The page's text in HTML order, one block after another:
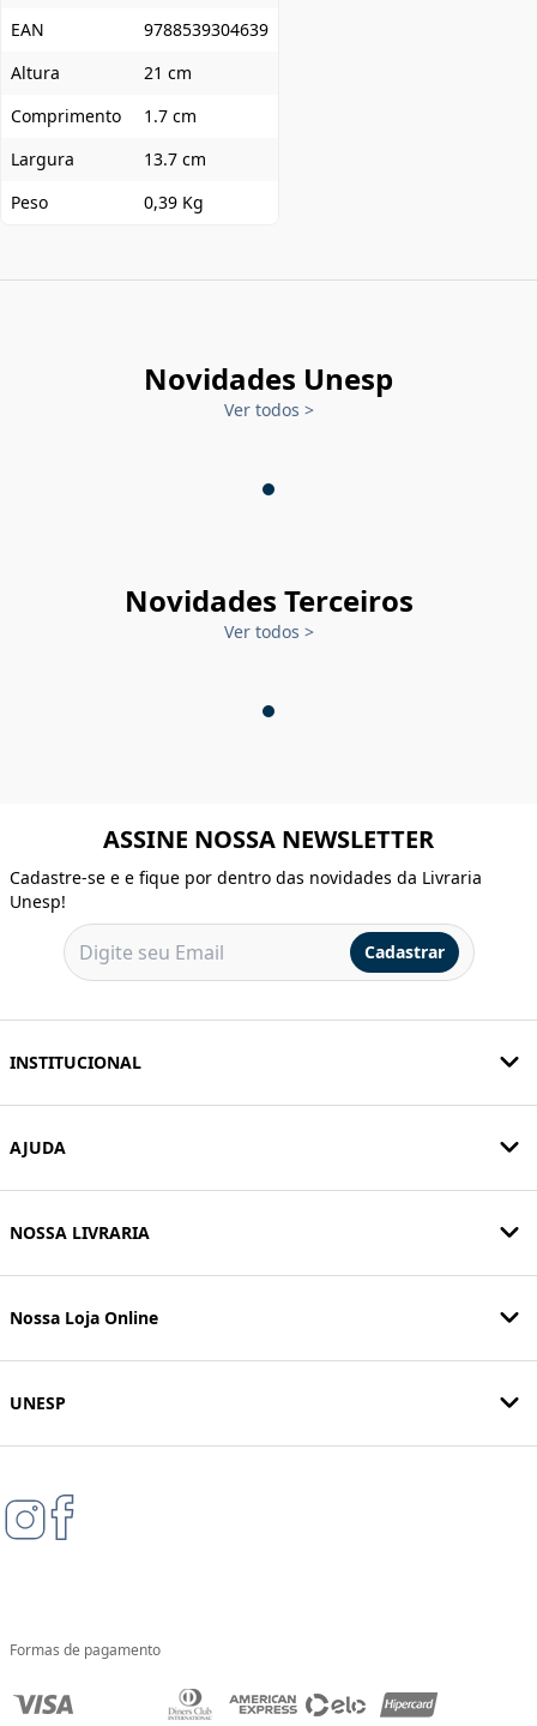
EAN
9788539304639
Altura
21 cm
Comprimento
1.7 cm
Largura
13.7 cm
Peso
0,39 Kg
Novidades Unesp
Ver todos >
Novidades Terceiros
Ver todos >
ASSINE NOSSA NEWSLETTER
Cadastre-se e e fique por dentro das novidades da Livraria
Unesp!
Cadastrar
INSTITUCIONAL
AJUDA
NOSSA LIVRARIA
Nossa Loja Online
UNESP
Formas de pagamento